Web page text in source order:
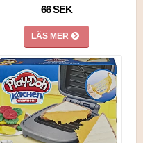
66 SEK
LÄS MER